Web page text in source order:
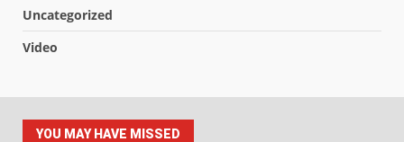
Uncategorized
Video
YOU MAY HAVE MISSED